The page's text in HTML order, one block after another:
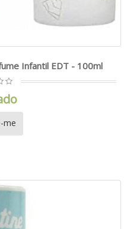
Infantil EDT - 100ml
me